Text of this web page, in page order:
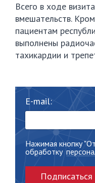
Всего в ходе
вмешательств.
пациентам
выполнены
тахикардии и
E-mail:
Нажимая кнопку
обработку
Подписаться